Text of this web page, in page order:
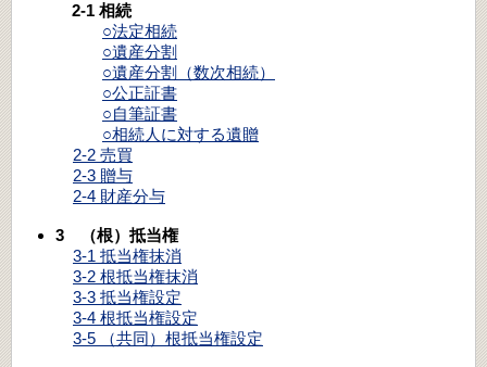
2-1 相続
○法定相続
○遺産分割
○遺産分割（数次相続）
○公正証書
○自筆証書
○相続人に対する遺贈
2-2 売買
2-3 贈与
2-4 財産分与
3 （根）抵当権
3-1 抵当権抹消
3-2 根抵当権抹消
3-3 抵当権設定
3-4 根抵当権設定
3-5 （共同）根抵当権設定